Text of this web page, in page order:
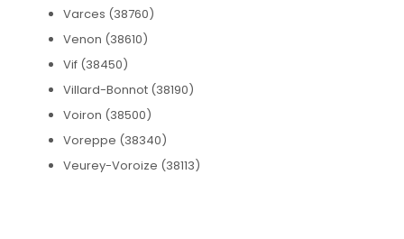
Varces (38760)
Venon (38610)
Vif (38450)
Villard-Bonnot (38190)
Voiron (38500)
Voreppe (38340)
Veurey-Voroize (38113)